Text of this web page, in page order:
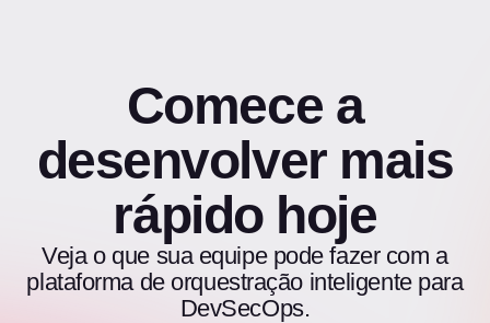
Comece a
desenvolver mais
rápido hoje
Veja o que sua equipe pode fazer com a
plataforma de orquestração inteligente para
DevSecOps.